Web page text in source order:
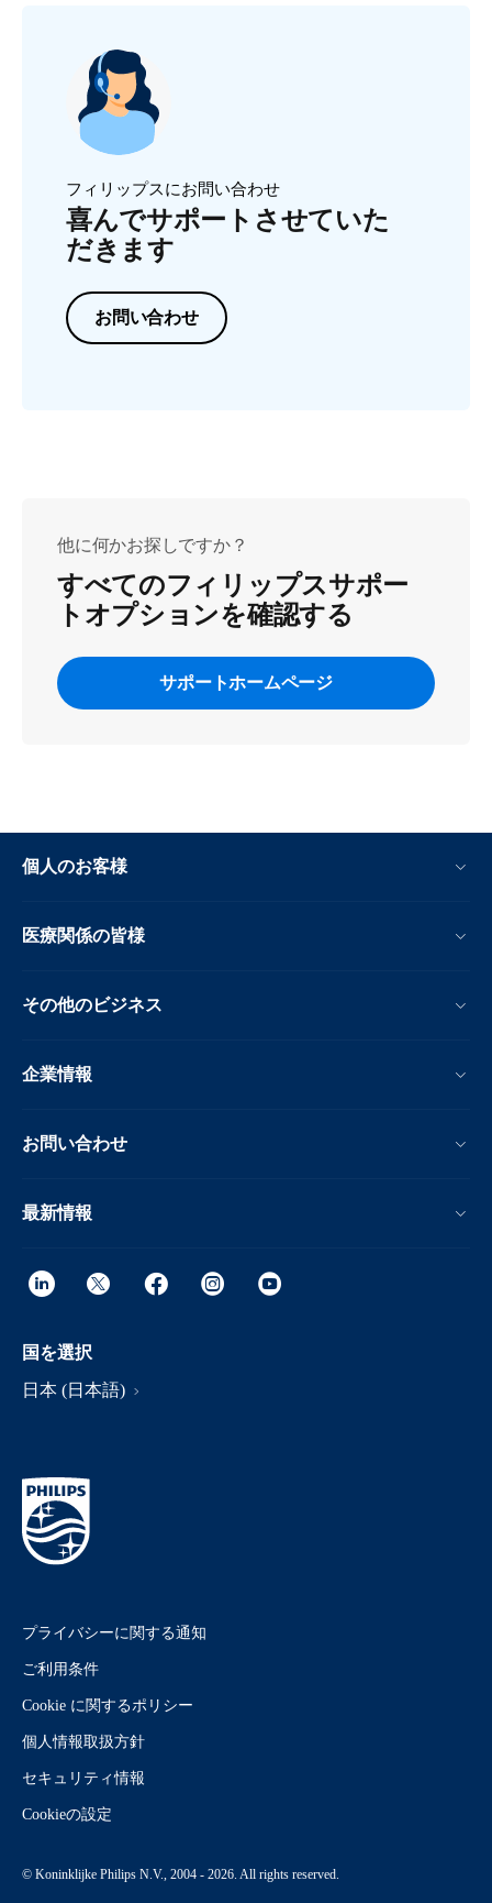
フィリップスにお問い合わせ
喜んでサポートさせていた
だきます
お問い合わせ
他に何かお探しですか？
すべてのフィリップスサポー
トオプションを確認する
サポートホームページ
個人のお客様
医療関係の皆様
その他のビジネス
企業情報
お問い合わせ
最新情報
国を選択
日本 (日本語)
プライバシーに関する通知
ご利用条件
Cookie に関するポリシー
個人情報取扱方針
セキュリティ情報
Cookieの設定
© Koninklijke Philips N.V., 2004 - 2026. All rights reserved.